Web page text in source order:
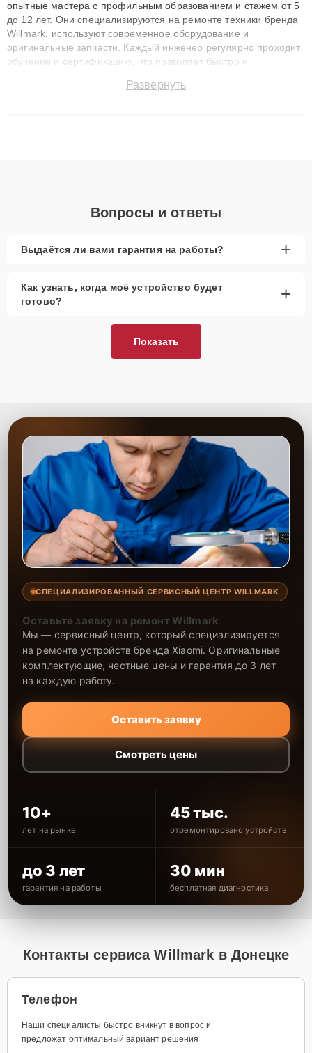
опытные мастера с профильным образованием и стажем от 5
до 12 лет. Они специализируются на ремонте техники бренда
Willmark, используют современное оборудование и
оригинальные запчасти. Каждый инженер регулярно проходит
обучение и сертификацию, что позволяет быстро и
сохранением гарантии до 3 лет. Наши мастера решают
Развернуть
Вопросы и ответы
Выдаётся ли вами гарантия на работы? +
Как узнать, когда моё устройство будет
готово?
+
Показать
СПЕЦИАЛИЗИРОВАННЫЙ СЕРВИСНЫЙ ЦЕНТР WILLMARK
Оставьте заявку на ремонт Willmark
Мы — сервисный центр, который специализируется
на ремонте устройств бренда Xiaomi. Оригинальные
комплектующие, честные цены и гарантия до 3 лет
на каждую работу.
Оставить заявку
Смотреть цены
10+
лет на рынке
45 тыс.
отремонтировано устройств
до 3 лет
гарантия на работы
30 мин
бесплатная диагностика
Контакты сервиса Willmark в Донецке
Телефон
Наши специалисты быстро вникнут в вопрос и
предложат оптимальный вариант решения